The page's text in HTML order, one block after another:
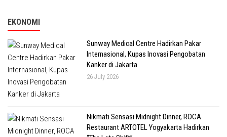
EKONOMI
Sunway Medical Centre Hadirkan Pakar
Internasional, Kupas Inovasi Pengobatan
Kanker di Jakarta
26 July 2026
Nikmati Sensasi Midnight Dinner, ROCA
Restaurant ARTOTEL Yogyakarta Hadirkan